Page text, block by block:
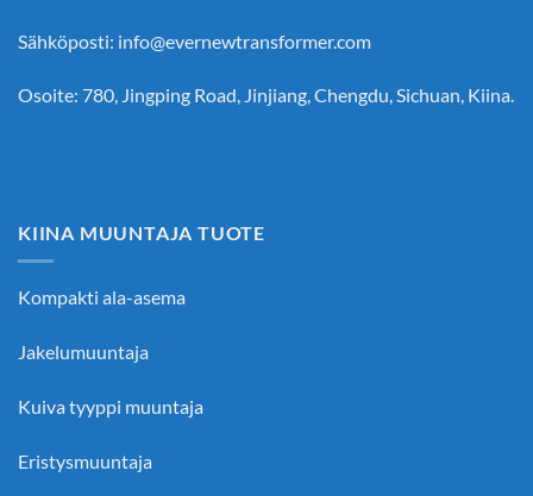
Sähköposti: info@evernewtransformer.com
Osoite: 780, Jingping Road, Jinjiang, Chengdu, Sichuan, Kiina.
KIINA MUUNTAJA TUOTE
Kompakti ala-asema
Jakelumuuntaja
Kuiva tyyppi muuntaja
Eristysmuuntaja